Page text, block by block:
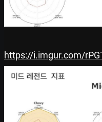
https://i.imgur.com/